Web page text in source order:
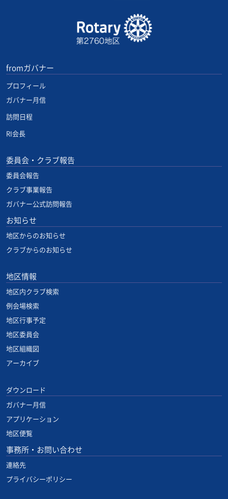
fromガバナー
プロフィール
ガバナー月信
訪問日程
RI会長
委員会・クラブ報告
委員会報告
クラブ事業報告
ガバナー公式訪問報告
お知らせ
地区からのお知らせ
クラブからのお知らせ
地区情報
地区内クラブ検索
例会場検索
地区行事予定
地区委員会
地区組織図
アーカイブ
ダウンロード
ガバナー月信
アプリケーション
地区便覧
事務所・お問い合わせ
連絡先
プライバシーポリシー